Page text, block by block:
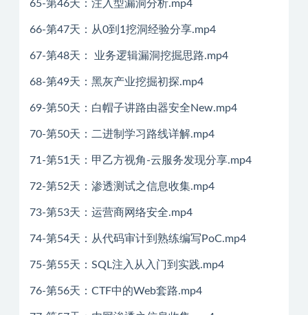
65-第46天：注入型漏洞分析.mp4
66-第47天：从0到1挖洞经验分享.mp4
67-第48天： 业务逻辑漏洞挖掘思路.mp4
68-第49天：黑灰产业挖掘初探.mp4
69-第50天：白帽子讲路由器安全New.mp4
70-第50天：二进制学习路线详解.mp4
71-第51天：甲乙方视角-云服务发现分享.mp4
72-第52天：渗透测试之信息收集.mp4
73-第53天：运营商网络安全.mp4
74-第54天：从代码审计到熟练编写PoC.mp4
75-第55天：SQL注入从入门到实践.mp4
76-第56天：CTF中的Web套路.mp4